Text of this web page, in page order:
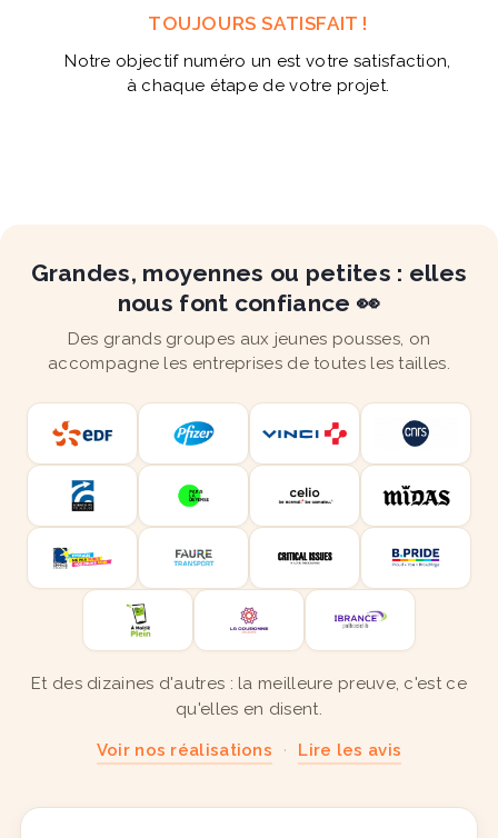
TOUJOURS SATISFAIT !
Notre objectif numéro un est votre satisfaction,
à chaque étape de votre projet.
Grandes, moyennes ou petites : elles
nous font confiance 👀
Des grands groupes aux jeunes pousses, on
accompagne les entreprises de toutes les tailles.
Et des dizaines d'autres : la meilleure preuve, c'est ce
qu'elles en disent.
Voir nos réalisations · Lire les avis